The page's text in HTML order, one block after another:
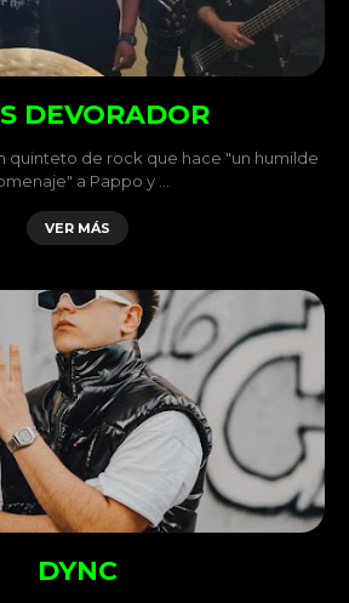
DEVORADOR
quinteto de rock que hace "un humilde
a Pappo y …
VER MÁS
DYNC